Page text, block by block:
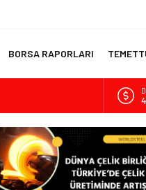
BORSA RAPORLARI